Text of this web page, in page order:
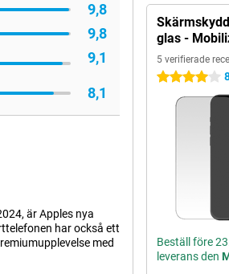
9,8
9,8
9,1
8,1
är Apples nya
har också ett
med
glas -
5 verifierade
4 stjärnor
Beställ före
leverans den